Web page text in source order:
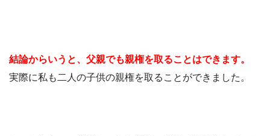
結論からいうと、父親でも親権を取ることはできます。
実際に私も二人の子供の親権を取ることができました。